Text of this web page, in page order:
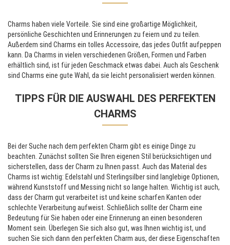
Charms haben viele Vorteile. Sie sind eine großartige Möglichkeit,
persönliche Geschichten und Erinnerungen zu feiern und zu teilen.
Außerdem sind Charms ein tolles Accessoire, das jedes Outfit aufpeppen
kann. Da Charms in vielen verschiedenen Größen, Formen und Farben
erhältlich sind, ist für jeden Geschmack etwas dabei. Auch als Geschenk
sind Charms eine gute Wahl, da sie leicht personalisiert werden können.
TIPPS FÜR DIE AUSWAHL DES PERFEKTEN
CHARMS
Bei der Suche nach dem perfekten Charm gibt es einige Dinge zu
beachten. Zunächst sollten Sie Ihren eigenen Stil berücksichtigen und
sicherstellen, dass der Charm zu Ihnen passt. Auch das Material des
Charms ist wichtig: Edelstahl und Sterlingsilber sind langlebige Optionen,
während Kunststoff und Messing nicht so lange halten. Wichtig ist auch,
dass der Charm gut verarbeitet ist und keine scharfen Kanten oder
schlechte Verarbeitung aufweist. Schließlich sollte der Charm eine
Bedeutung für Sie haben oder eine Erinnerung an einen besonderen
Moment sein. Überlegen Sie sich also gut, was Ihnen wichtig ist, und
suchen Sie sich dann den perfekten Charm aus, der diese Eigenschaften